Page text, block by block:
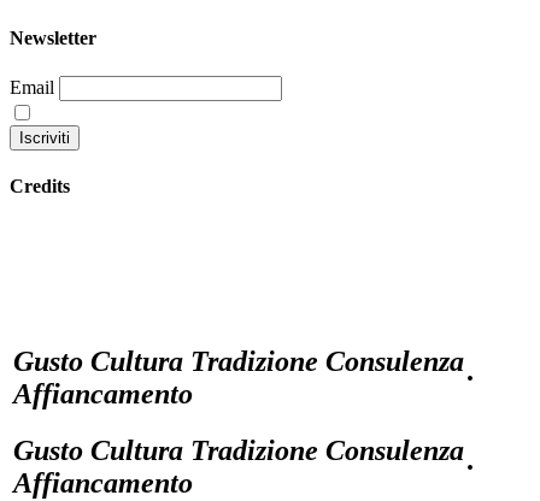
Newsletter
Email
Credits
Gusto Cultura Tradizione Consulenza
Affiancamento
·
Gusto Cultura Tradizione Consulenza
Affiancamento
·